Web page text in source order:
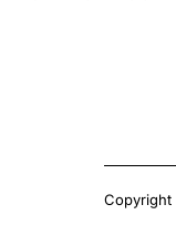
Copyright